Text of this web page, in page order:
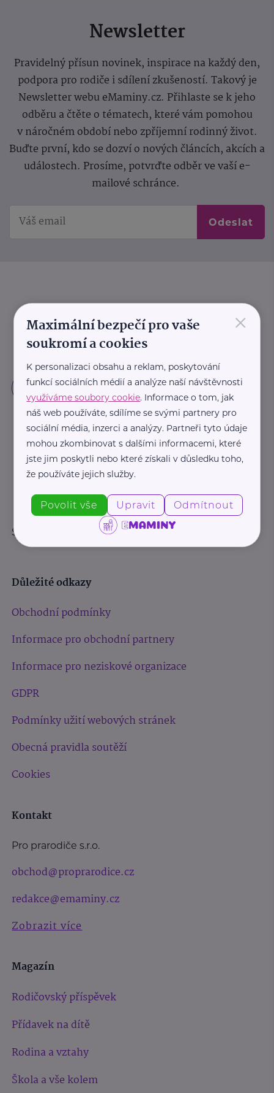
Newsletter
Pravidelný přísun novinek, inspirace na každý den,
podpora pro rodiče i sdílení zkušeností. Takový je
Newsletter webu eMaminy.cz. Přihlaste se k jeho
odběru a čtěte o tématech, které vám pomohou
v náročném období nebo zpříjemní rodinný život.
Buďte první, kdo se dozví o nových článcích, akcích a
událostech. Prosíme, potvrďte odběr ve vaší e-
mailové schránce.
Odeslat
Sledujte nás:
Důležité odkazy
Obchodní podmínky
Informace pro obchodní partnery
Informace pro neziskové organizace
GDPR
Podmínky užití webových stránek
Obecná pravidla soutěží
Cookies
Kontakt
Pro prarodiče s.r.o.
obchod@proprarodice.cz
redakce@emaminy.cz
Zobrazit více
Magazín
Rodičovský příspěvek
Přídavek na dítě
Rodina a vztahy
Škola a vše kolem
×
Maximální bezpečí pro vaše
soukromí a cookies
K personalizaci obsahu a reklam, poskytování
funkcí sociálních médií a analýze naší návštěvnosti
využíváme soubory cookie. Informace o tom, jak
náš web používáte, sdílíme se svými partnery pro
sociální média, inzerci a analýzy. Partneři tyto údaje
mohou zkombinovat s dalšími informacemi, které
jste jim poskytli nebo které získali v důsledku toho,
že používáte jejich služby.
Povolit vše Upravit Odmítnout